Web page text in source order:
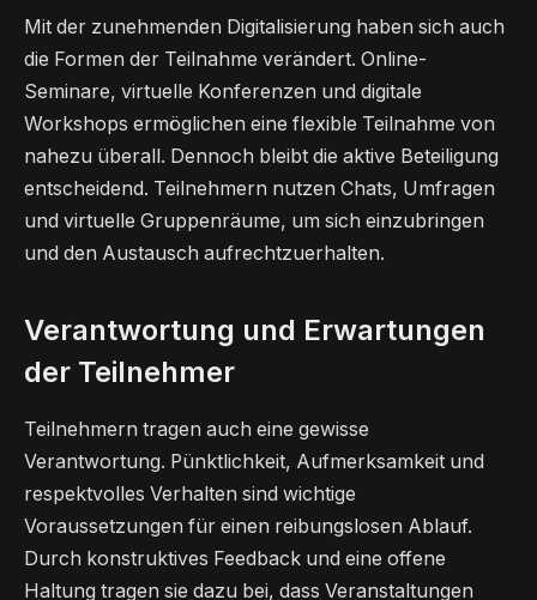
Mit der zunehmenden Digitalisierung haben sich auch
die Formen der Teilnahme verändert. Online-
Seminare, virtuelle Konferenzen und digitale
Workshops ermöglichen eine flexible Teilnahme von
nahezu überall. Dennoch bleibt die aktive Beteiligung
entscheidend. Teilnehmern nutzen Chats, Umfragen
und virtuelle Gruppenräume, um sich einzubringen
und den Austausch aufrechtzuerhalten.
Verantwortung und Erwartungen
der Teilnehmer
Teilnehmern tragen auch eine gewisse
Verantwortung. Pünktlichkeit, Aufmerksamkeit und
respektvolles Verhalten sind wichtige
Voraussetzungen für einen reibungslosen Ablauf.
Durch konstruktives Feedback und eine offene
Haltung tragen sie dazu bei, dass Veranstaltungen